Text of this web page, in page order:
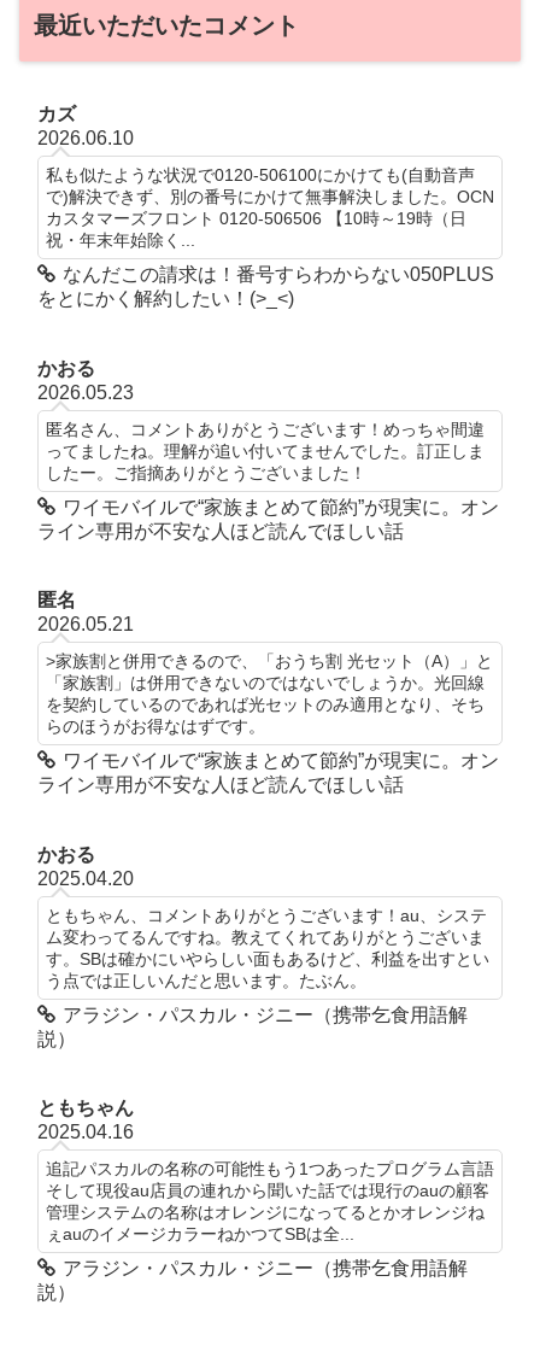
最近いただいたコメント
カズ
2026.06.10
私も似たような状況で0120-506100にかけても(自動音声
で)解決できず、別の番号にかけて無事解決しました。OCN
カスタマーズフロント 0120-506506 【10時～19時（日
祝・年末年始除く...
なんだこの請求は！番号すらわからない050PLUS
をとにかく解約したい！(>_<)
かおる
2026.05.23
匿名さん、コメントありがとうございます！めっちゃ間違
ってましたね。理解が追い付いてませんでした。訂正しま
したー。ご指摘ありがとうございました！
ワイモバイルで“家族まとめて節約”が現実に。オン
ライン専用が不安な人ほど読んでほしい話
匿名
2026.05.21
>家族割と併用できるので、「おうち割 光セット（A）」と
「家族割」は併用できないのではないでしょうか。光回線
を契約しているのであれば光セットのみ適用となり、そち
らのほうがお得なはずです。
ワイモバイルで“家族まとめて節約”が現実に。オン
ライン専用が不安な人ほど読んでほしい話
かおる
2025.04.20
ともちゃん、コメントありがとうございます！au、システ
ム変わってるんですね。教えてくれてありがとうございま
す。SBは確かにいやらしい面もあるけど、利益を出すとい
う点では正しいんだと思います。たぶん。
アラジン・パスカル・ジニー（携帯乞食用語解
説）
ともちゃん
2025.04.16
追記パスカルの名称の可能性もう1つあったプログラム言語
そして現役au店員の連れから聞いた話では現行のauの顧客
管理システムの名称はオレンジになってるとかオレンジね
ぇauのイメージカラーねかつてSBは全...
アラジン・パスカル・ジニー（携帯乞食用語解
説）